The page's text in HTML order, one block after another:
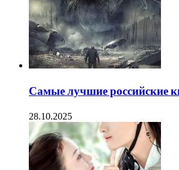
Самые лучшие российские
28.10.2025